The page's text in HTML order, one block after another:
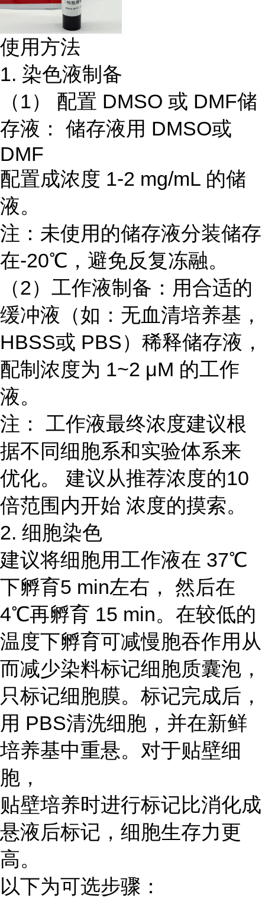
使用方法
1. 染色液制备
（1） 配置 DMSO 或 DMF储
存液： 储存液用 DMSO或
DMF
配置成浓度 1-2 mg/mL 的储
液。
注：未使用的储存液分装储存
在-20℃，避免反复冻融。
（2）工作液制备：用合适的
缓冲液（如：无血清培养基，
HBSS或 PBS）稀释储存液，
配制浓度为 1~2 μM 的工作
液。
注： 工作液最终浓度建议根
据不同细胞系和实验体系来
优化。 建议从推荐浓度的10
倍范围内开始 浓度的摸索。
2. 细胞染色
建议将细胞用工作液在 37℃
下孵育5 min左右， 然后在
4℃再孵育 15 min。在较低的
温度下孵育可减慢胞吞作用从
而减少染料标记细胞质囊泡，
只标记细胞膜。标记完成后，
用 PBS清洗细胞，并在新鲜
培养基中重悬。对于贴壁细
胞，
贴壁培养时进行标记比消化成
悬液后标记，细胞生存力更
高。
以下为可选步骤：